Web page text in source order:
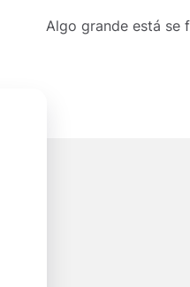
Algo grande está se